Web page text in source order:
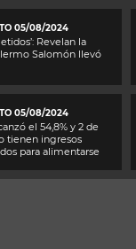
05/08/2024
Revelan la
Salomón llevó
05/08/2024
el 54,8% y 2 de
tienen ingresos
para alimentarse